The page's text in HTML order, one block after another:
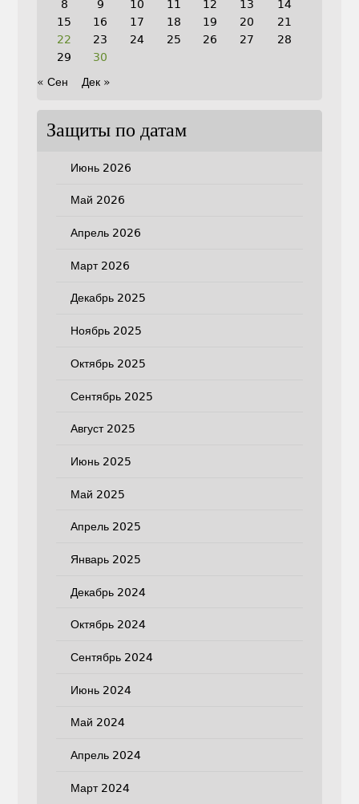
8
9 10 11 12 13
14
15
16 17 18 19 20
21
22
23 24 25 26 27
28
29
30
« Сен
Дек »
Защиты по датам
Июнь 2026
Май 2026
Апрель 2026
Март 2026
Декабрь 2025
Ноябрь 2025
Октябрь 2025
Сентябрь 2025
Август 2025
Июнь 2025
Май 2025
Апрель 2025
Январь 2025
Декабрь 2024
Октябрь 2024
Сентябрь 2024
Июнь 2024
Май 2024
Апрель 2024
Март 2024